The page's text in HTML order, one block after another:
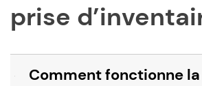
prise
Comment fonctionne